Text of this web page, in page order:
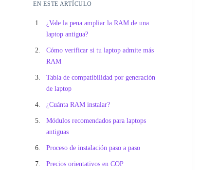
EN ESTE ARTÍCULO
¿Vale la pena ampliar la RAM de una
laptop antigua?
Cómo verificar si tu laptop admite más
RAM
Tabla de compatibilidad por generación
de laptop
¿Cuánta RAM instalar?
Módulos recomendados para laptops
antiguas
Proceso de instalación paso a paso
Precios orientativos en COP